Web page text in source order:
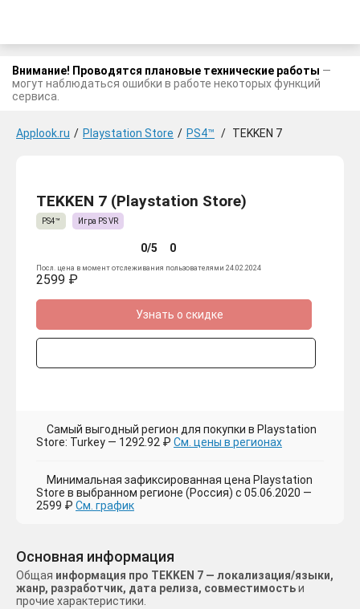
Внимание! Проводятся плановые технические работы —
могут наблюдаться ошибки в работе некоторых функций
сервиса.
Applook.ru / Playstation Store / PS4™ / TEKKEN 7
TEKKEN 7 (Playstation Store)
PS4™ Игра PS VR
0/5 0
Посл. цена в момент отслеживания пользователями 24.02.2024
2599 ₽
Узнать о скидке
Самый выгодный регион для покупки в Playstation
Store: Turkey — 1292.92 ₽ См. цены в регионах
Минимальная зафиксированная цена Playstation
Store в выбранном регионе (Россия) с 05.06.2020 —
2599 ₽ См. график
Основная информация
Общая информация про TEKKEN 7 — локализация/языки,
жанр, разработчик, дата релиза, совместимостьи
прочие характеристики.